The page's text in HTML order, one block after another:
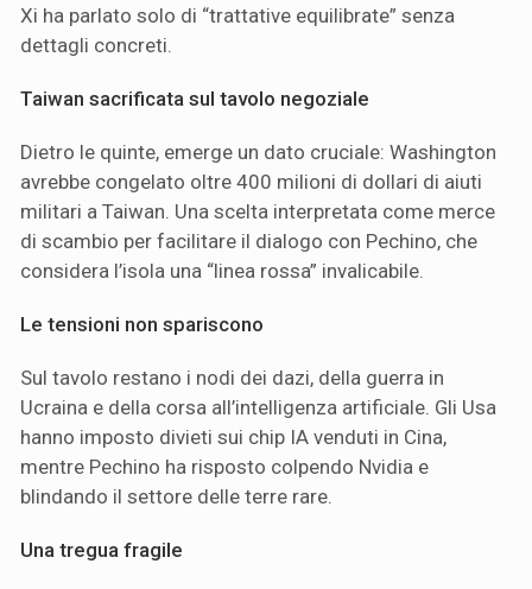
Xi ha parlato solo di “trattative equilibrate” senza
dettagli concreti.
Taiwan sacrificata sul tavolo negoziale
Dietro le quinte, emerge un dato cruciale: Washington
avrebbe congelato oltre 400 milioni di dollari di aiuti
militari a Taiwan. Una scelta interpretata come merce
di scambio per facilitare il dialogo con Pechino, che
considera l’isola una “linea rossa” invalicabile.
Le tensioni non spariscono
Sul tavolo restano i nodi dei dazi, della guerra in
Ucraina e della corsa all’intelligenza artificiale. Gli Usa
hanno imposto divieti sui chip IA venduti in Cina,
mentre Pechino ha risposto colpendo Nvidia e
blindando il settore delle terre rare.
Una tregua fragile